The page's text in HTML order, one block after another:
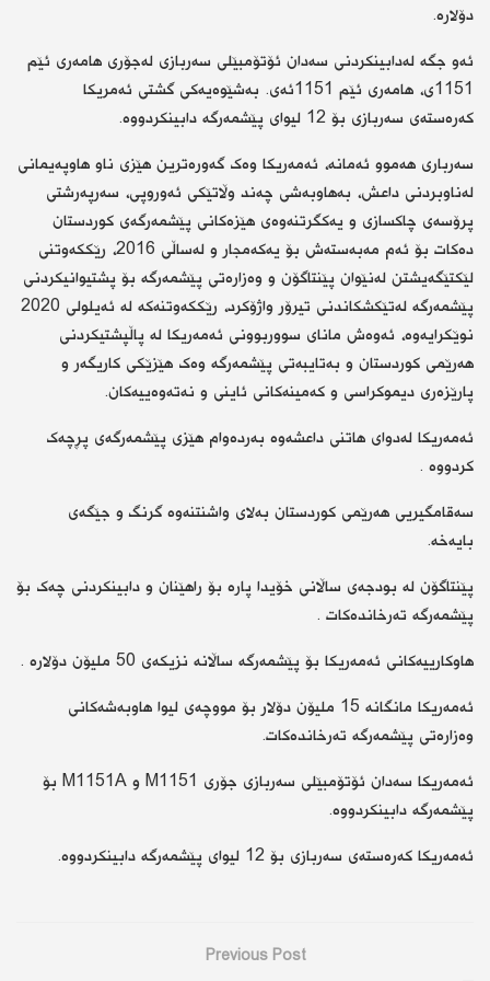
دۆلارە.
ئەو جگە لەدابینکردنی سەدان ئۆتۆمبێلی سەربازی لەجۆری هامەری ئێم
1151ی، هامەری ئێم 1151ئەی. بەشێوەیەکی گشتی ئەمریکا
کەرەستەی سەربازی بۆ 12 لیوای پێشمەرگە دابینکردووە.
سەرباری هەموو ئەمانە، ئەمه‌ریکا وەک گەورەترین هێزی ناو هاوپەیمانی
لەناوبردنی داعش، بەهاوبەشی چەند وڵاتێکی ئەوروپی، سەرپەرشتی
پرۆسەی چاکسازی و یەکگرتنەوەی هێزەکانی پێشمەرگەی کوردستان
دەکات بۆ ئەم مەبەستەش بۆ یەکەمجار و لەساڵی 2016، رێککەوتنی
لێکتێگەیشتن لەنێوان پێنتاگۆن و وەزارەتی پێشمەرگە بۆ پشتیوانیکردنی
پێشمەرگە لەتێکشکاندنی تیرۆر واژۆکرد، رێککەوتنەکە لە ئەیلولی 2020
نوێکرایەوە، ئەوەش مانای سووربوونی ئەمه‌ریکا لە پاڵپشتیکردنی
هەرێمی کوردستان و بەتایبەتی پێشمەرگە وەک هێزێکی کاریگەر و
پارێزەری دیموکراسی و کەمینەکانی ئاینی و نەتەوەییەکان.
ئەمه‌ریکا لەدوای هاتنی داعشەوە بەردەوام هێزی پێشمەرگەی پڕچەک
کردووە .
سەقامگیریی هەرێمی کوردستان بەلای واشنتنەوە گرنگ و جێگەی
بایەخە.
پێنتاگۆن لە بودجەی ساڵانی خۆیدا پارە بۆ راهێنان و دابینکردنی چەک بۆ
پێشمەرگە تەرخاندەکات .
هاوکارییەکانی ئەمه‌ریکا بۆ پێشمەرگە ساڵانە نزیکەی 50 ملیۆن دۆلارە .
ئەمه‌ریکا مانگانە 15 ملیۆن دۆلار بۆ مووچەی لیوا هاوبەشەکانی
وەزارەتی پێشمەرگە تەرخاندەکات.
ئەمه‌ریکا سەدان ئۆتۆمبێلی سەربازی جۆری M1151 و M1151A بۆ
پێشمەرگە دابینکردووە.
ئەمه‌ریکا کەرەستەی سەربازی بۆ 12 لیوای پێشمەرگە دابینکردووە.
Previous Post